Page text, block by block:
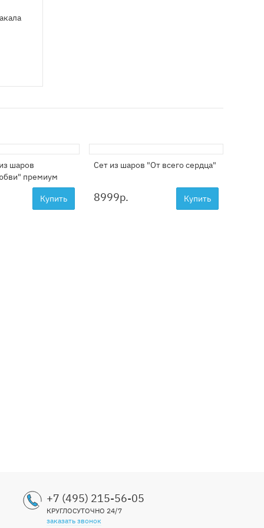
шаров
премиум
Купить
Сет из шаров "От всего сердца"
8999р. Купить
+7 (495) 215-56-05
КРУГЛОСУТОЧНО 24/7
заказать звонок